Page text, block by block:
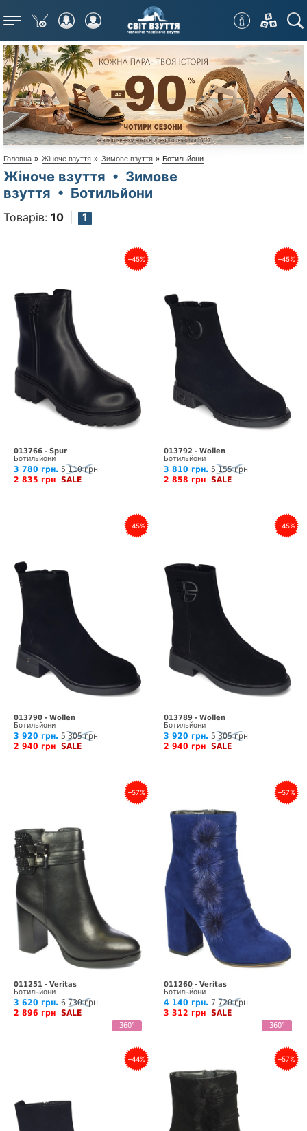
Меню
Головна » Жіноче взуття » Зимове взуття » Ботильйони
Жіноче взуття • Зимове
взуття • Ботильйони
Товарів: 10 1
–45%
013766 - Spur
Ботильйони
3 780 грн. 5 110 грн
2 835 грн SALE
–45%
013792 - Wollen
Ботильйони
3 810 грн. 5 155 грн
2 858 грн SALE
–45%
013790 - Wollen
Ботильйони
3 920 грн. 5 305 грн
2 940 грн SALE
–45%
013789 - Wollen
Ботильйони
3 920 грн. 5 305 грн
2 940 грн SALE
–57%
011251 - Veritas
Ботильйони
3 620 грн. 6 730 грн
2 896 грн SALE
360°
–57%
011260 - Veritas
Ботильйони
4 140 грн. 7 720 грн
3 312 грн SALE
Відео
360°
–44% –57%